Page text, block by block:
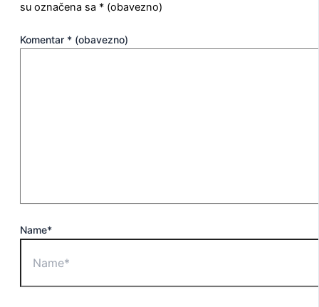
su označena sa * (obavezno)
Komentar * (obavezno)
Name*